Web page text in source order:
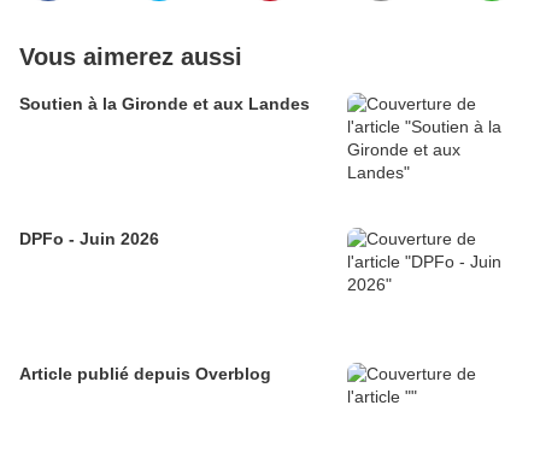
Vous aimerez aussi
Soutien à la Gironde et aux Landes
DPFo - Juin 2026
Article publié depuis Overblog